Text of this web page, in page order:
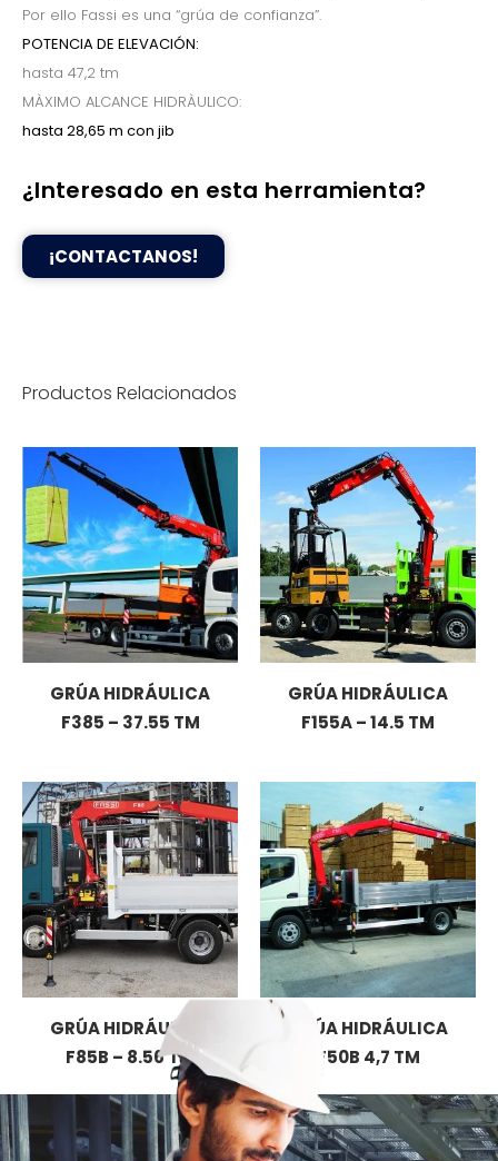
Por ello Fassi es una “grúa de confianza”.
POTENCIA DE ELEVACIÓN:
hasta 47,2 tm
MÀXIMO ALCANCE HIDRÀULICO:
hasta 28,65 m con jib
¿Interesado en esta herramienta?
¡CONTACTANOS!
Productos Relacionados
GRÚA HIDRÁULICA
F385 – 37.55 TM
GRÚA HIDRÁULICA
F155A – 14.5 TM
GRÚA HIDRÁULICA
F85B – 8.56 TM
GRÚA HIDRÁULICA
F50B 4,7 TM